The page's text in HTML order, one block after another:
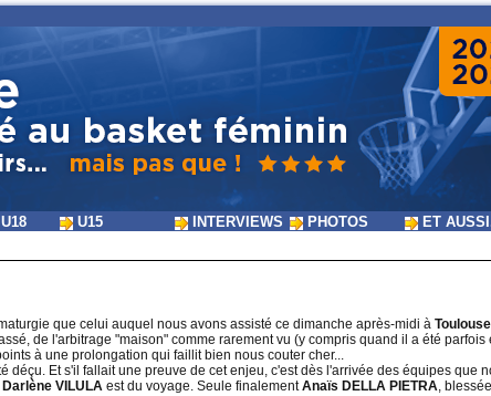
U15 INTERVIEWS PHOTOS ET
que celui auquel nous avons assisté ce dimanche après-midi à Toulouse
de l'arbitrage "maison" comme rarement vu (y compris quand il a été parfois
à une prolongation qui faillit bien nous couter cher...
déçu. Et s'il fallait une preuve de cet enjeu, c'est dès l'arrivée des équipes que
Darlène VILULA est du voyage. Seule finalementAnaïs DELLA PIETRA,